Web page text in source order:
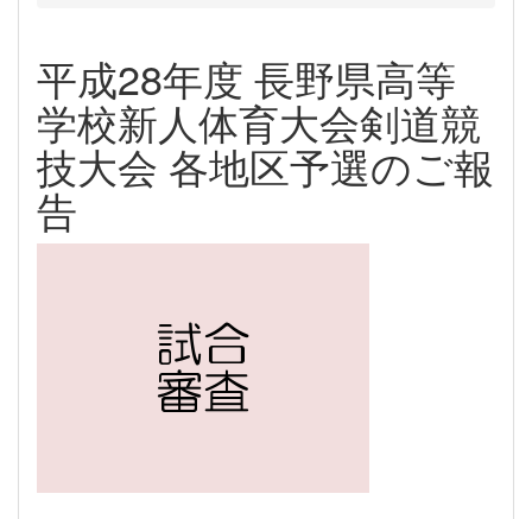
平成28年度 長野県高等
学校新人体育大会剣道競
技大会 各地区予選のご報
告